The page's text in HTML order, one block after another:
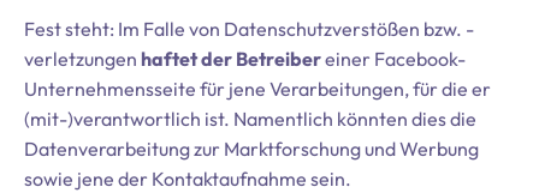
Fest steht: Im Falle von Datenschutzverstößen bzw. -
verletzungen haftet der Betreibereiner Facebook-
Unternehmensseite für jene Verarbeitungen, für die er
(mit-)verantwortlich ist. Namentlich könnten dies die
Datenverarbeitung zur Marktforschung und Werbung
sowie jene der Kontaktaufnahme sein.